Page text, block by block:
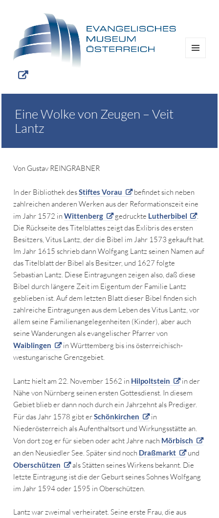
Eine Wolke von Zeugen – Veit
Lantz
Von Gustav REINGRABNER
In der Bibliothek desStiftes Vorau
befindet sich neben
zahlreichen anderen Werken aus der Reformationszeit eine
im Jahr 1572 in Wittenberg gedruckte Lutherbibel
.
Die Rückseite des Titelblattes zeigt das Exlibris des ersten
Besitzers, Vitus Lantz, der die Bibel im Jahr 1573 gekauft hat.
Im Jahr 1615 schrieb dann Wolfgang Lantz seinen Namen auf
das Titelblatt der Bibel als Besitzer, und 1627 folgte
Sebastian Lantz. Diese Eintragungen zeigen also, daß diese
Bibel durch längere Zeit im Eigentum der Familie Lantz
geblieben ist. Auf dem letzten Blatt dieser Bibel finden sich
zahlreiche Eintragungen aus dem Leben des Vitus Lantz, vor
allem seine Familienangelegenheiten (Kinder), aber auch
seine Wanderungen als evangelischer Pfarrer von
Waiblingen
in Württemberg bis ins österreichisch-
westungarische Grenzgebiet.
Lantz hielt am 22. November 1562 in Hilpoltstein
in der
Nähe von Nürnberg seinen ersten Gottesdienst. In diesem
Gebiet blieb er dann noch durch ein Jahrzehnt als Prediger.
Für das Jahr 1578 gibt erSchönkirchen
in
Niederösterreich als Aufenthaltsort und Wirkungsstätte an.
Von dort zog er für sieben oder acht Jahre nach Mörbisch
an den Neusiedler See. Später sind noch Draßmarkt und
Oberschützen
als Stätten seines Wirkens bekannt. Die
letzte Eintragung ist die der Geburt seines Sohnes Wolfgang
im Jahr 1594 oder 1595 in Oberschützen.
Lantz war zweimal verheiratet. Seine erste Frau, die aus